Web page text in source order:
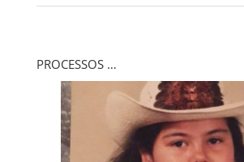
PROCESSOS …